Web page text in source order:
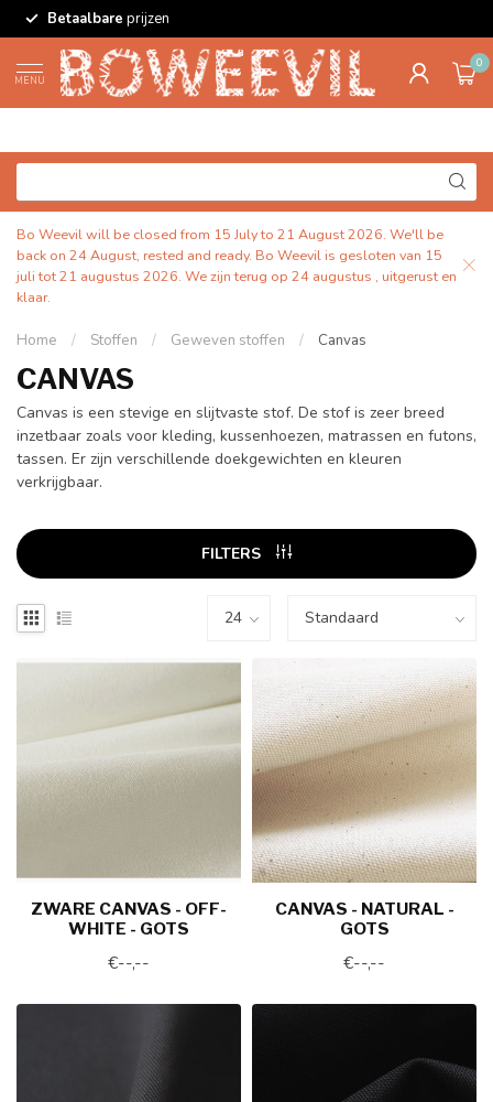
Betaalbare prijzen
MENU
0
Bo Weevil will be closed from 15 July to 21 August 2026. We'll be
back on 24 August, rested and ready. Bo Weevil is gesloten van 15
juli tot 21 augustus 2026. We zijn terug op 24 augustus , uitgerust en
klaar.
Home / Stoffen / Geweven stoffen / Canvas
CANVAS
Canvas is een stevige en slijtvaste stof. De stof is zeer breed
inzetbaar zoals voor kleding, kussenhoezen, matrassen en futons,
tassen. Er zijn verschillende doekgewichten en kleuren
verkrijgbaar.
FILTERS
ZWARE CANVAS - OFF-
WHITE - GOTS
€--,--
CANVAS - NATURAL -
GOTS
€--,--